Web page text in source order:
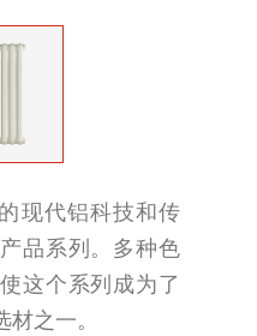
现代铝科技和传
品系列。多种色
这个系列成为了
之一。